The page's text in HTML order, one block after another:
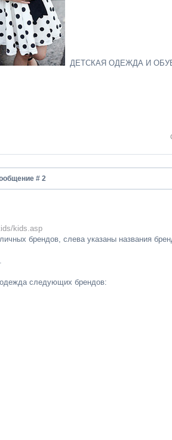
ДЕТСКАЯ ОДЕЖДА И
# 2
kids.asp
брендов, слева указаны названия
следующих брендов: